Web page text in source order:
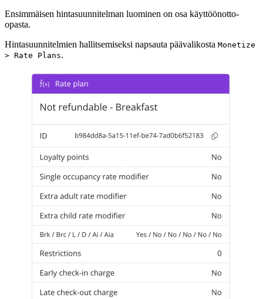
Ensimmäisen hintasuunnitelman luominen on osa käyttöönotto-
opasta.
Hintasuunnitelmien hallitsemiseksi napsauta päävalikosta Monetize
> Rate Plans.